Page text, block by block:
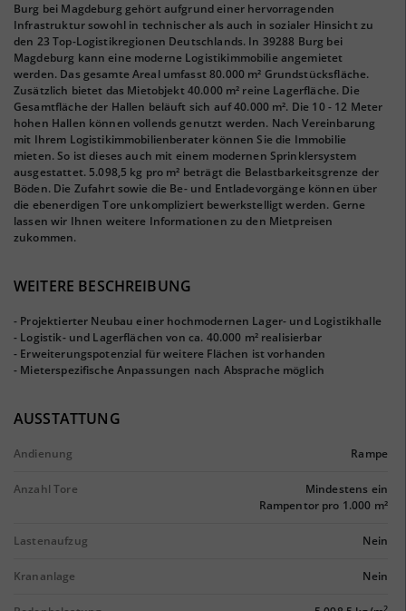
Burg bei Magdeburg gehört aufgrund einer hervorragenden
Infrastruktur sowohl in technischer als auch in sozialer Hinsicht zu
den 23 Top-Logistikregionen Deutschlands. In 39288 Burg bei
Magdeburg kann eine moderne Logistikimmobilie angemietet
werden. Das gesamte Areal umfasst 80.000 m² Grundstücksfläche.
Zusätzlich bietet das Mietobjekt 40.000 m² reine Lagerfläche. Die
Gesamtfläche der Hallen beläuft sich auf 40.000 m². Die 10 - 12 Meter
hohen Hallen können vollends genutzt werden. Nach Vereinbarung
mit Ihrem Logistikimmobilienberater können Sie die Immobilie
mieten. So ist dieses auch mit einem modernen Sprinklersystem
ausgestattet. 5.098,5 kg pro m² beträgt die Belastbarkeitsgrenze der
Böden. Die Zufahrt sowie die Be- und Entladevorgänge können über
die ebenerdigen Tore unkompliziert bewerkstelligt werden. Gerne
lassen wir Ihnen weitere Informationen zu den Mietpreisen
zukommen.
WEITERE BESCHREIBUNG
- Projektierter Neubau einer hochmodernen Lager- und Logistikhalle
- Logistik- und Lagerflächen von ca. 40.000 m² realisierbar
- Erweiterungspotenzial für weitere Flächen ist vorhanden
- Mieterspezifische Anpassungen nach Absprache möglich
AUSSTATTUNG
Andienung Rampe
Anzahl Tore
Mindestens ein
Rampentor pro 1.000 m²
Lastenaufzug Nein
Krananlage Nein
2